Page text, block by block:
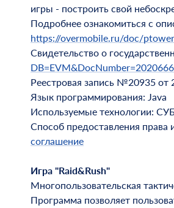
игры - построить свой
Подробнее ознакомиться с
https://overmobile.ru/doc/
Свидетельство о
Реестровая запись №20935 от
Язык программирования: Java
Используемые технологии:
Способ предоставления права
соглашение
Игра "Raid&Rush"
Многопользовательская
Программа позволяет